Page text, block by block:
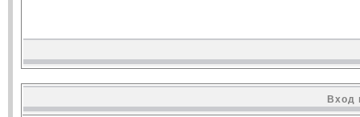
Вход